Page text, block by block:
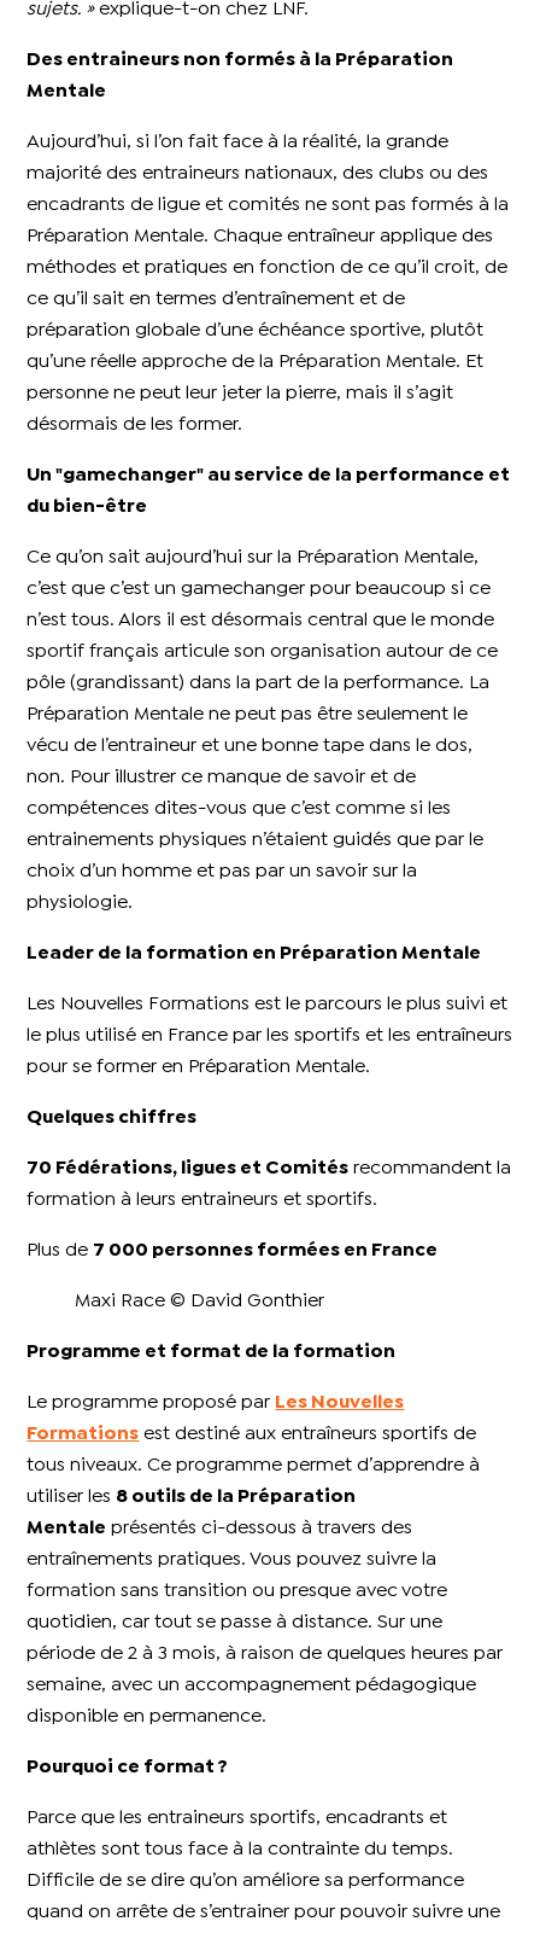
sujets. »explique-t-on chez LNF.
Des entraineurs non formés à la Préparation
Mentale
Aujourd’hui, si l’on fait face à la réalité, la grande
majorité des entraineurs nationaux, des clubs ou des
encadrants de ligue et comités ne sont pas formés à la
Préparation Mentale. Chaque entraîneur applique des
méthodes et pratiques en fonction de ce qu’il croit, de
ce qu’il sait en termes d’entraînement et de
préparation globale d’une échéance sportive, plutôt
qu’une réelle approche de la Préparation Mentale. Et
personne ne peut leur jeter la pierre, mais il s’agit
désormais de les former.
Un "gamechanger" au service de la performance et
du bien-être
Ce qu’on sait aujourd’hui sur la Préparation Mentale,
c’est que c’est un gamechanger pour beaucoup si ce
n’est tous. Alors il est désormais central que le monde
sportif français articule son organisation autour de ce
pôle (grandissant) dans la part de la performance. La
Préparation Mentale ne peut pas être seulement le
vécu de l’entraineur et une bonne tape dans le dos,
non. Pour illustrer ce manque de savoir et de
compétences dites-vous que c’est comme si les
entrainements physiques n’étaient guidés que par le
choix d’un homme et pas par un savoir sur la
physiologie.
Leader de la formation en Préparation Mentale
Les Nouvelles Formations est le parcours le plus suivi et
le plus utilisé en France par les sportifs et les entraîneurs
pour se former en Préparation Mentale.
Quelques chiffres
70 Fédérations, ligues et Comités recommandent la
formation à leurs entraineurs et sportifs.
Plus de 7 000 personnes formées en France
Maxi Race © David Gonthier
Programme et format de la formation
Le programme proposé par Les Nouvelles
Formations est destiné aux entraîneurs sportifs de
tous niveaux. Ce programme permet d’apprendre à
utiliser les 8 outils de la Préparation
Mentale présentés ci-dessous à travers des
entraînements pratiques. Vous pouvez suivre la
formation sans transition ou presque avec votre
quotidien, car tout se passe à distance. Sur une
période de 2 à 3 mois, à raison de quelques heures par
semaine, avec un accompagnement pédagogique
disponible en permanence.
Pourquoi ce format ?
Parce que les entraineurs sportifs, encadrants et
athlètes sont tous face à la contrainte du temps.
Difficile de se dire qu’on améliore sa performance
quand on arrête de s’entrainer pour pouvoir suivre une